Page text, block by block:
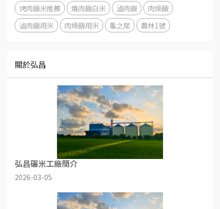
烤肉飯米推薦
燒肉飯白米 滷肉飯
肉燥飯
滷肉飯用米
肉燥飯用米 龜之尾 農林1號
關於弘昌
弘昌碾米工廠簡介
2026-03-05